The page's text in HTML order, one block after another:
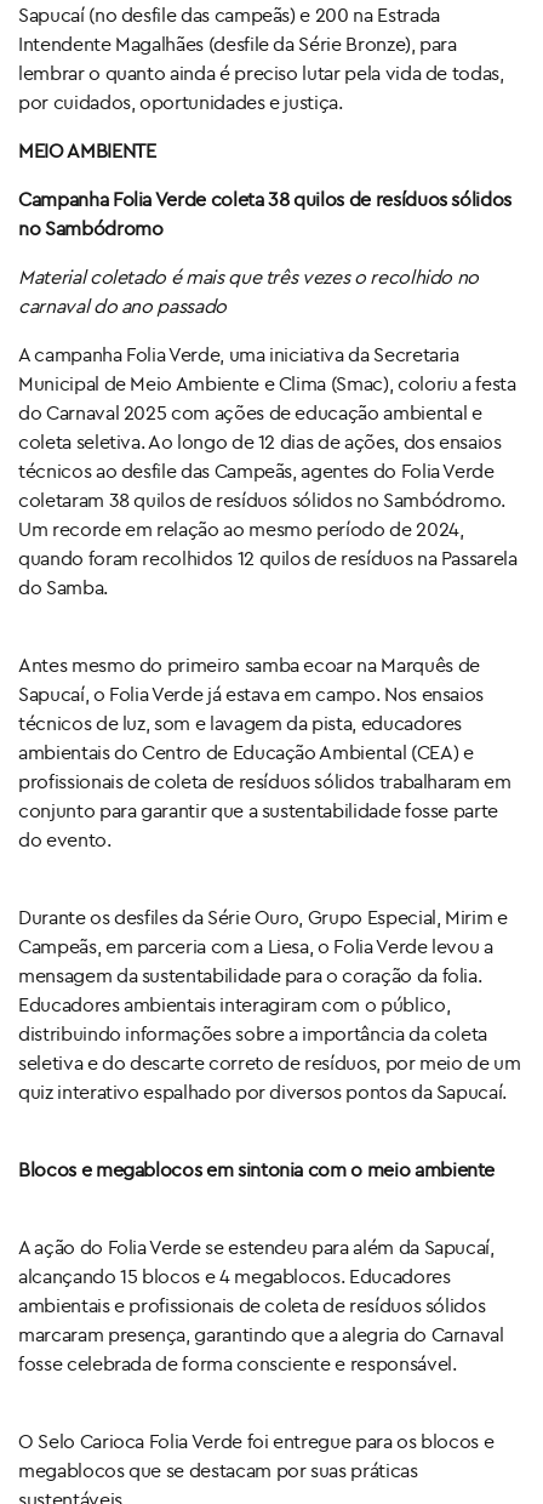
Sapucaí (no desfile das campeãs) e 200 na Estrada
Intendente Magalhães (desfile da Série Bronze), para
lembrar o quanto ainda é preciso lutar pela vida de todas,
por cuidados, oportunidades e justiça.
MEIO AMBIENTE
Campanha Folia Verde coleta 38 quilos de resíduos sólidos
no Sambódromo
Material coletado é mais que três vezes o recolhido no
carnaval do ano passado
A campanha Folia Verde, uma iniciativa da Secretaria
Municipal de Meio Ambiente e Clima (Smac), coloriu a festa
do Carnaval 2025 com ações de educação ambiental e
coleta seletiva. Ao longo de 12 dias de ações, dos ensaios
técnicos ao desfile das Campeãs, agentes do Folia Verde
coletaram 38 quilos de resíduos sólidos no Sambódromo.
Um recorde em relação ao mesmo período de 2024,
quando foram recolhidos 12 quilos de resíduos na Passarela
do Samba.
Antes mesmo do primeiro samba ecoar na Marquês de
Sapucaí, o Folia Verde já estava em campo. Nos ensaios
técnicos de luz, som e lavagem da pista, educadores
ambientais do Centro de Educação Ambiental (CEA) e
profissionais de coleta de resíduos sólidos trabalharam em
conjunto para garantir que a sustentabilidade fosse parte
do evento.
Durante os desfiles da Série Ouro, Grupo Especial, Mirim e
Campeãs, em parceria com a Liesa, o Folia Verde levou a
mensagem da sustentabilidade para o coração da folia.
Educadores ambientais interagiram com o público,
distribuindo informações sobre a importância da coleta
seletiva e do descarte correto de resíduos, por meio de um
quiz interativo espalhado por diversos pontos da Sapucaí.
Blocos e megablocos em sintonia com o meio ambiente
A ação do Folia Verde se estendeu para além da Sapucaí,
alcançando 15 blocos e 4 megablocos. Educadores
ambientais e profissionais de coleta de resíduos sólidos
marcaram presença, garantindo que a alegria do Carnaval
fosse celebrada de forma consciente e responsável.
O Selo Carioca Folia Verde foi entregue para os blocos e
megablocos que se destacam por suas práticas